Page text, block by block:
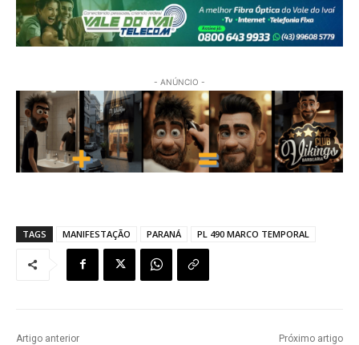
- ANÚNCIO -
TAGS MANIFESTAÇÃO PARANÁ PL 490 MARCO TEMPORAL
Artigo anterior Próximo artigo